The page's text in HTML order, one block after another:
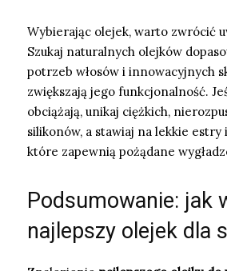
Wybierając olejek, warto zwrócić
Szukaj naturalnych olejków
potrzeb włosów i innowacyjnych
zwiększają jego funkcjonalność.
obciążają, unikaj ciężkich,
silikonów, a stawiaj na lekkie estry
które zapewnią pożądane
Podsumowanie: jak
najlepszy olejek dla